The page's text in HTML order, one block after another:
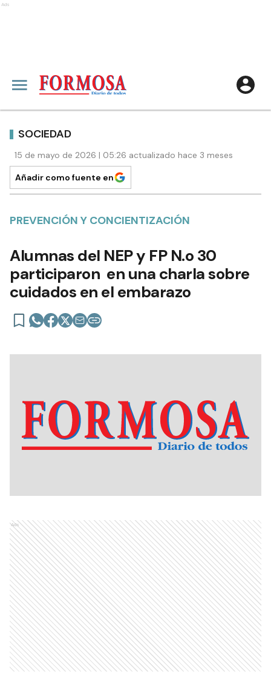
Ads
SOCIEDAD
15 de mayo de 2026 | 05:26 actualizado hace 3 meses
Añadir como fuente en
PREVENCIÓN Y CONCIENTIZACIÓN
Alumnas del NEP y FP N.o 30
participaron en una charla sobre
cuidados en el embarazo
Ads